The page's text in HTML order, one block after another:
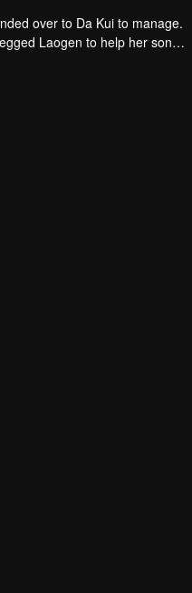
over to Da Kui to manage.
Laogen to help her son
the operation of the villa was not
the Dining Secretary Han